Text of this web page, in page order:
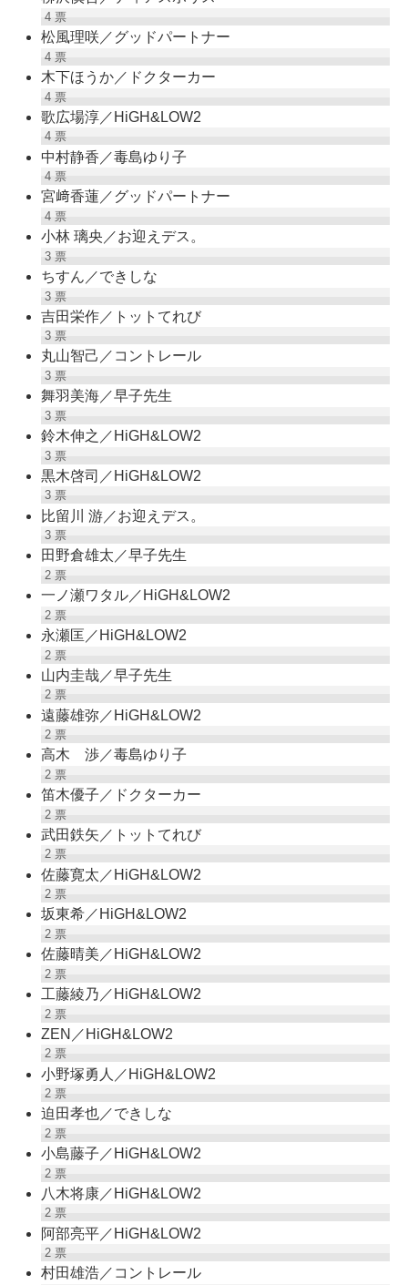
4票
松風理咲／グッドパートナー
4票
木下ほうか／ドクターカー
4票
歌広場淳／HiGH&LOW2
4票
中村静香／毒島ゆり子
4票
宮﨑香蓮／グッドパートナー
4票
小林 璃央／お迎えデス。
3票
ちすん／できしな
3票
吉田栄作／トットてれび
3票
丸山智己／コントレール
3票
舞羽美海／早子先生
3票
鈴木伸之／HiGH&LOW2
3票
黒木啓司／HiGH&LOW2
3票
比留川 游／お迎えデス。
3票
田野倉雄太／早子先生
2票
一ノ瀬ワタル／HiGH&LOW2
2票
永瀬匡／HiGH&LOW2
2票
山内圭哉／早子先生
2票
遠藤雄弥／HiGH&LOW2
2票
高木 渉／毒島ゆり子
2票
笛木優子／ドクターカー
2票
武田鉄矢／トットてれび
2票
佐藤寛太／HiGH&LOW2
2票
坂東希／HiGH&LOW2
2票
佐藤晴美／HiGH&LOW2
2票
工藤綾乃／HiGH&LOW2
2票
ZEN／HiGH&LOW2
2票
小野塚勇人／HiGH&LOW2
2票
迫田孝也／できしな
2票
小島藤子／HiGH&LOW2
2票
八木将康／HiGH&LOW2
2票
阿部亮平／HiGH&LOW2
2票
村田雄浩／コントレール